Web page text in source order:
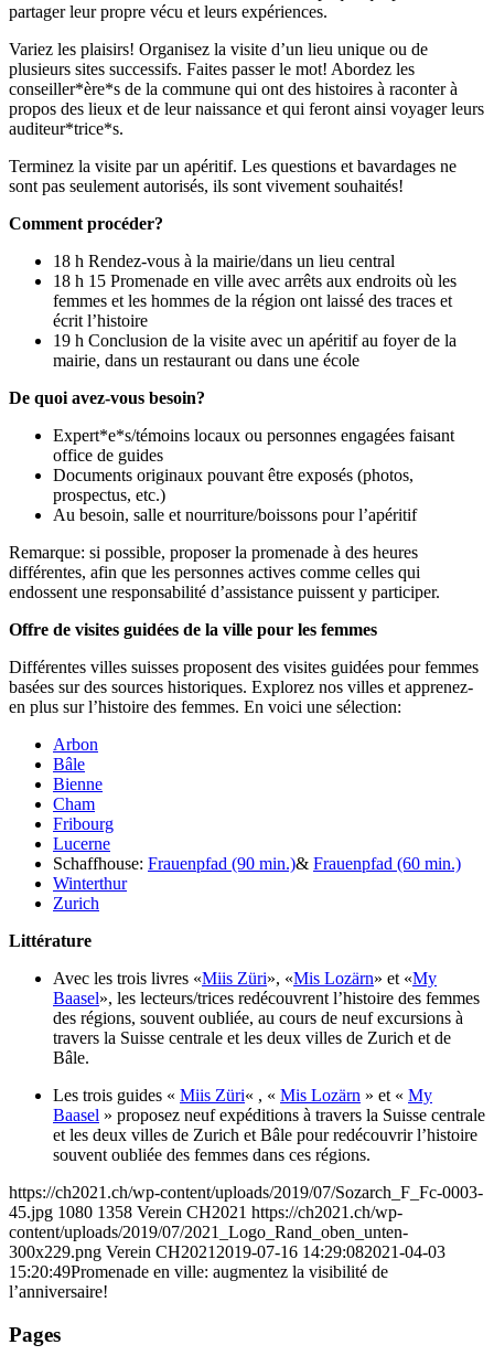
partager leur propre vécu et leurs expériences.
Variez les plaisirs! Organisez la visite d’un lieu unique ou de
plusieurs sites successifs. Faites passer le mot! Abordez les
conseiller*ère*s de la commune qui ont des histoires à raconter à
propos des lieux et de leur naissance et qui feront ainsi voyager leurs
auditeur*trice*s.
Terminez la visite par un apéritif. Les questions et bavardages ne
sont pas seulement autorisés, ils sont vivement souhaités!
Comment procéder?
18 h Rendez-vous à la mairie/dans un lieu central
18 h 15 Promenade en ville avec arrêts aux endroits où les
femmes et les hommes de la région ont laissé des traces et
écrit l’histoire
19 h Conclusion de la visite avec un apéritif au foyer de la
mairie, dans un restaurant ou dans une école
De quoi avez-vous besoin?
Expert*e*s/témoins locaux ou personnes engagées faisant
office de guides
Documents originaux pouvant être exposés (photos,
prospectus, etc.)
Au besoin, salle et nourriture/boissons pour l’apéritif
Remarque: si possible, proposer la promenade à des heures
différentes, afin que les personnes actives comme celles qui
endossent une responsabilité d’assistance puissent y participer.
Offre de visites guidées de la ville pour les femmes
Différentes villes suisses proposent des visites guidées pour femmes
basées sur des sources historiques. Explorez nos villes et apprenez-
en plus sur l’histoire des femmes. En voici une sélection:
Arbon
Bâle
Bienne
Cham
Fribourg
Lucerne
Schaffhouse: Frauenpfad (90 min.)& Frauenpfad (60 min.)
Winterthur
Zurich
Littérature
Avec les trois livres «Miis Züri», «Mis Lozärn» et «My
Baasel», les lecteurs/trices redécouvrent l’histoire des femmes
des régions, souvent oubliée, au cours de neuf excursions à
travers la Suisse centrale et les deux villes de Zurich et de
Bâle.
Les trois guides « Miis Züri« , « Mis Lozärn » et « My
Baasel » proposez neuf expéditions à travers la Suisse centrale
et les deux villes de Zurich et Bâle pour redécouvrir l’histoire
souvent oubliée des femmes dans ces régions.
https://ch2021.ch/wp-content/uploads/2019/07/Sozarch_F_Fc-0003-
45.jpg 1080 1358 Verein CH2021 https://ch2021.ch/wp-
content/uploads/2019/07/2021_Logo_Rand_oben_unten-
300x229.png Verein CH2021 2019-07-16 14:29:082021-04-03
15:20:49Promenade en ville: augmentez la visibilité de
l’anniversaire!
Pages